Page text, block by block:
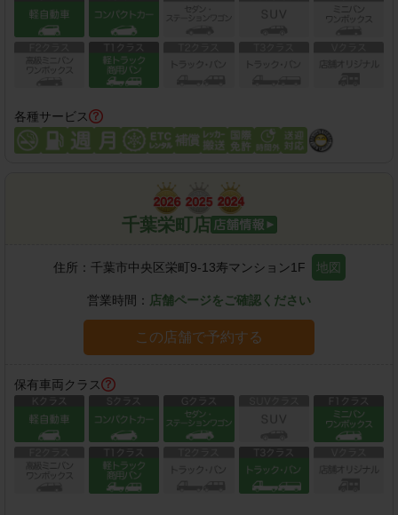
各種サービス
千葉栄町店
住所： 千葉市中央区栄町9-13寿マンション1F 地図
営業時間： 店舗ページをご確認ください
この店舗で予約する
保有車両クラス